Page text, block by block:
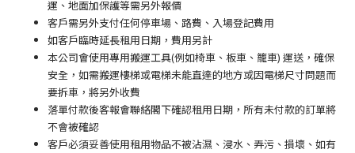
運、地面加保護等需另外報價
客戶需另外支付任何停車場 、路費、入場登記費用
如客戶臨時延長租用日期，費用另計
本公司會使用專用搬運工具(例如椅車、板車、籠車) 運送，確保
安全，如需搬運樓梯或電梯未能直達的地方或因電梯尺寸問題而
要拆車，將另外收費
落單付款後客報會聯絡閣下確認租用日期，所有未付款的訂單將
不會被確認
客戶必須妥善使用租用物品不被沾濕、浸水、弄污、損壞、如有